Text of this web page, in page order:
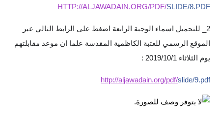
الاخبار الاقتصادية
المدارس
HTTP://ALJAWADAIN.ORG/PDF/SLIDE/8.PDF
2_ للتحميل اسماء الوجبة الرابعة اضغط على الرابط التالي عبر
الموقع الرسمي للعتبة الكاظمية المقدسة علما ان موعد مقابلتهم
يوم الثلاثاء 2019/10/1 :
http://aljawadain.org/pdf/slide/9.pdf